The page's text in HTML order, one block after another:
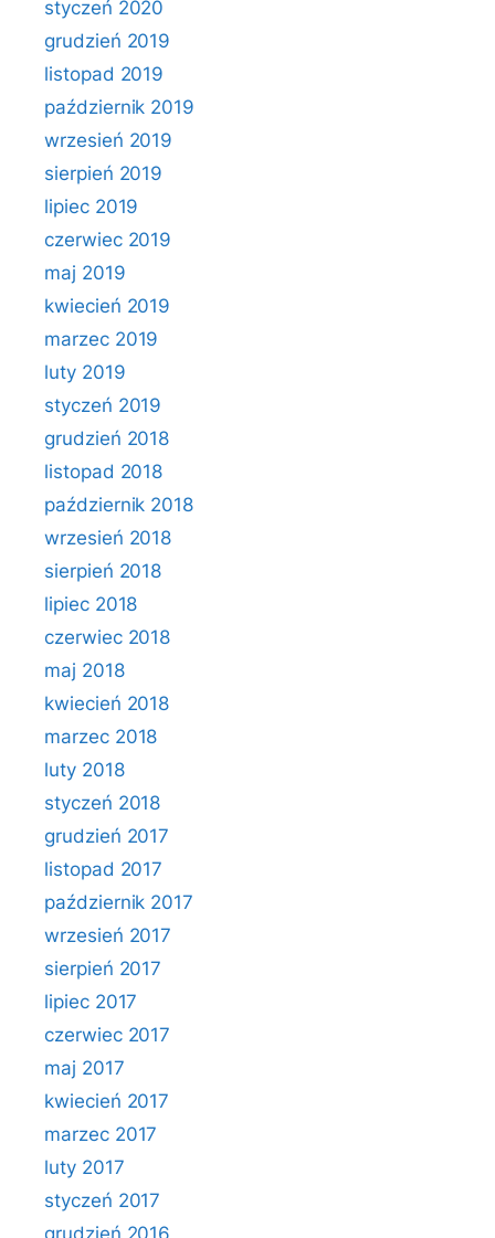
styczeń 2020
grudzień 2019
listopad 2019
październik 2019
wrzesień 2019
sierpień 2019
lipiec 2019
czerwiec 2019
maj 2019
kwiecień 2019
marzec 2019
luty 2019
styczeń 2019
grudzień 2018
listopad 2018
październik 2018
wrzesień 2018
sierpień 2018
lipiec 2018
czerwiec 2018
maj 2018
kwiecień 2018
marzec 2018
luty 2018
styczeń 2018
grudzień 2017
listopad 2017
październik 2017
wrzesień 2017
sierpień 2017
lipiec 2017
czerwiec 2017
maj 2017
kwiecień 2017
marzec 2017
luty 2017
styczeń 2017
grudzień 2016